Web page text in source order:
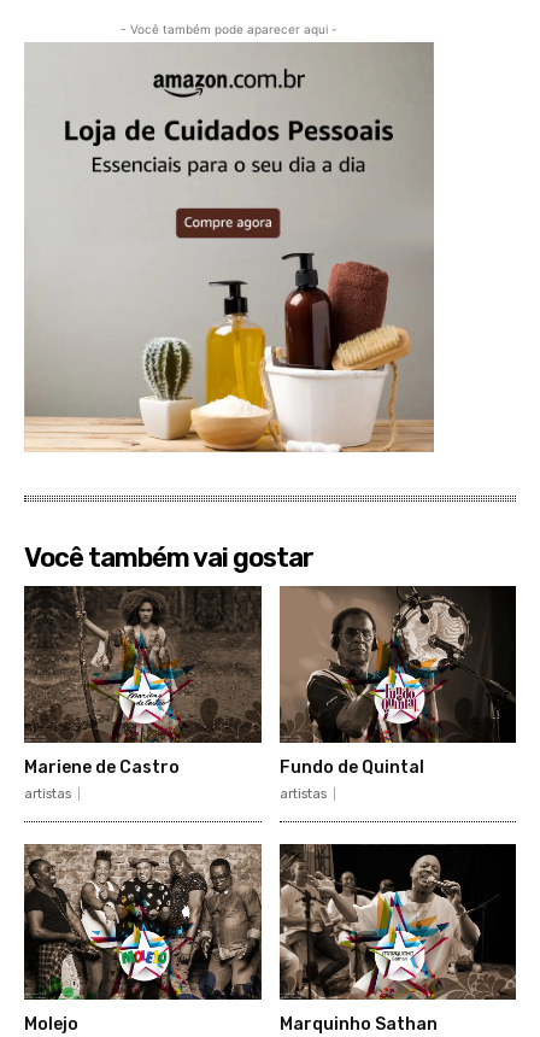
- Você também pode aparecer aqui -
Você também vai gostar
Mariene de Castro
artistas
Fundo de Quintal
artistas
Molejo Marquinho Sathan